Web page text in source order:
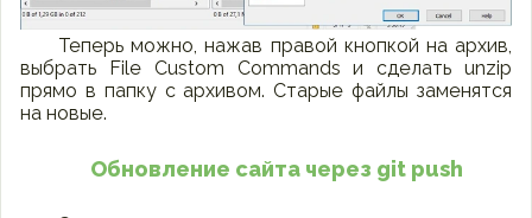
Теперь можно, нажав правой кнопкой на архив,
выбрать File Custom Commands и сделать unzip
прямо в папку с архивом. Старые файлы заменятся
на новые.
Обновление сайта через git push